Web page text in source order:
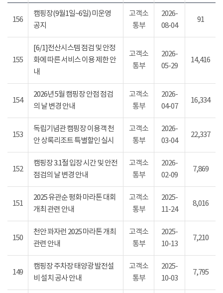
156
캠핑장(9월1일~6일) 미운영
공지
고객소
통부
2026-
08-04
91
155
[6/1]전산시스템 점검 및 안정
화에 따른 서비스 이용 제한 안
내
고객소
통부
2026-
05-29
14,416
154
2026년 5월 캠핑장 안점 점검
의 날 변경 안내
고객소
통부
2026-
04-07
16,334
153
독립기념관 캠핑장 이용객 천
안 상록리조트 특별할인 실시
고객소
통부
2026-
03-04
22,337
152
캠핑장 3.1절 입장 시간 및 안전
점검의 날 변경 안내
고객소
통부
2026-
02-09
7,869
151
2025 유관순 평화 마라톤 대회
개최 관련 안내
고객소
통부
2025-
11-24
8,016
150
천안 꽈자런 2025 마라톤 개최
관련 안내
고객소
통부
2025-
10-13
7,210
149
캠핑장 주차장 태양광 발전설
비 설치 공사 안내
고객소
통부
2025-
10-03
7,795